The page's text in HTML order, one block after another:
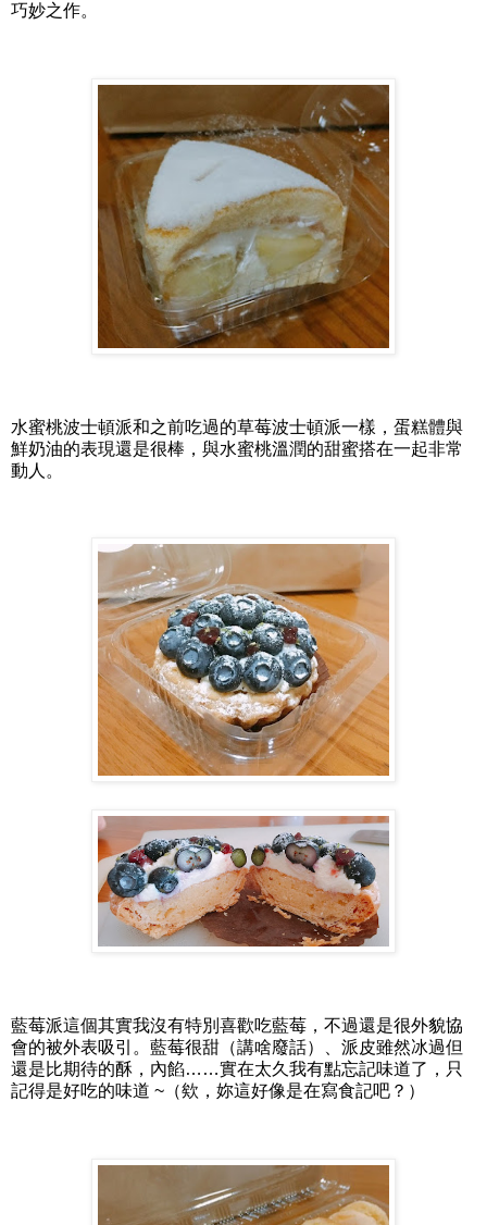
巧妙之作。
水蜜桃波士頓派和之前吃過的草莓波士頓派一樣，蛋糕體與
鮮奶油的表現還是很棒，與水蜜桃溫潤的甜蜜搭在一起非常
動人。
藍莓派這個其實我沒有特別喜歡吃藍莓，不過還是很外貌協
會的被外表吸引。藍莓很甜（講啥廢話）、派皮雖然冰過但
還是比期待的酥，內餡……實在太久我有點忘記味道了，只
記得是好吃的味道 ~（欸，妳這好像是在寫食記吧？）